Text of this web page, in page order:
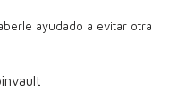
ayudado a evitar otra